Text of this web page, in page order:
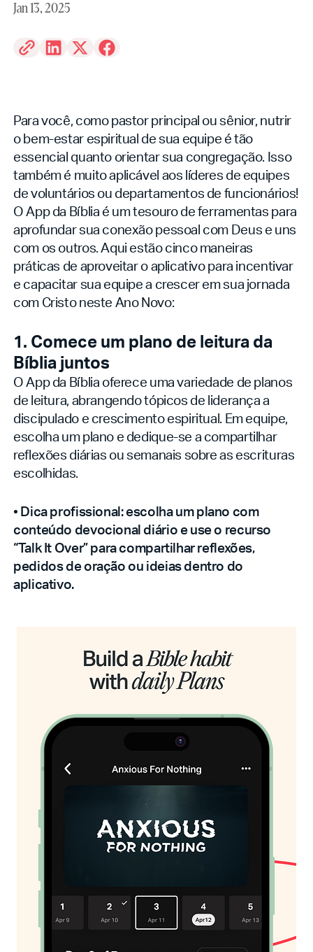
Jan 13, 2025
Para você, como pastor principal ou sênior, nutrir
o bem-estar espiritual de sua equipe é tão
essencial quanto orientar sua congregação. Isso
também é muito aplicável aos líderes de equipes
de voluntários ou departamentos de funcionários!
O App da Bíblia é um tesouro de ferramentas para
aprofundar sua conexão pessoal com Deus e uns
com os outros. Aqui estão cinco maneiras
práticas de aproveitar o aplicativo para incentivar
e capacitar sua equipe a crescer em sua jornada
com Cristo neste Ano Novo:
1. Comece um plano de leitura da
Bíblia juntos
O App da Bíblia oferece uma variedade de planos
de leitura, abrangendo tópicos de liderança a
discipulado e crescimento espiritual. Em equipe,
escolha um plano e dedique-se a compartilhar
reflexões diárias ou semanais sobre as escrituras
escolhidas.
• Dica profissional: escolha um plano com
conteúdo devocional diário e use o recurso
“Talk It Over” para compartilhar reflexões,
pedidos de oração ou ideias dentro do
aplicativo.